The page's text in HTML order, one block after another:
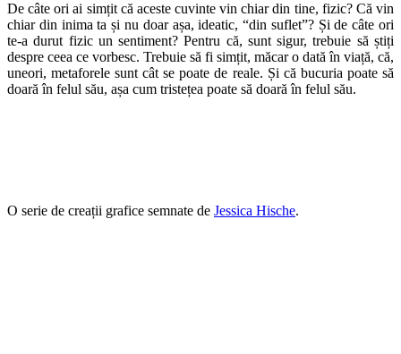
De câte ori ai simțit că aceste cuvinte vin chiar din tine, fizic? Că vin
chiar din inima ta și nu doar așa, ideatic, “din suflet”? Și de câte ori
te-a durut fizic un sentiment? Pentru că, sunt sigur, trebuie să știți
despre ceea ce vorbesc. Trebuie să fi simțit, măcar o dată în viață, că,
uneori, metaforele sunt cât se poate de reale. Și că bucuria poate să
doară în felul său, așa cum tristețea poate să doară în felul său.
O serie de creații grafice semnate de Jessica Hische.